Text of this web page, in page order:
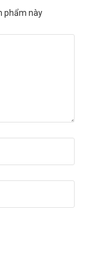
nhiêu?
về giá.
phẩm này